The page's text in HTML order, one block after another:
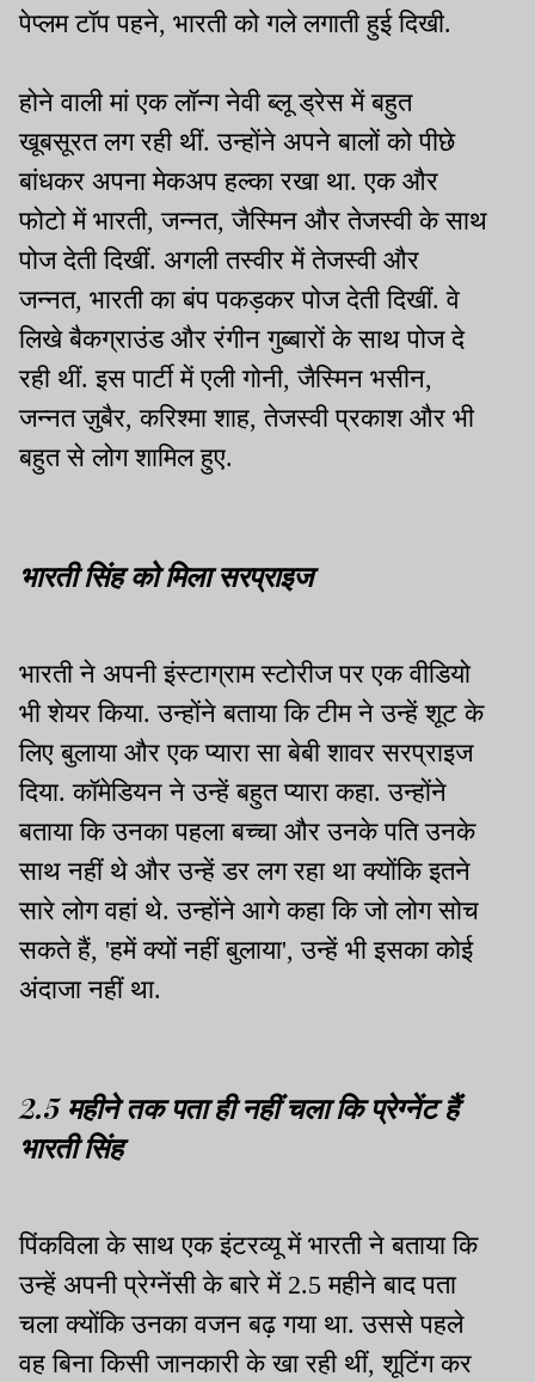
पेप्लम टॉप पहने, भारती को गले लगाती हुई दिखी.
होने वाली मां एक लॉन्ग नेवी ब्लू ड्रेस में बहुत
खूबसूरत लग रही थीं. उन्होंने अपने बालों को पीछे
बांधकर अपना मेकअप हल्का रखा था. एक और
फोटो में भारती, जन्नत, जैस्मिन और तेजस्वी के साथ
पोज देती दिखीं. अगली तस्वीर में तेजस्वी और
जन्नत, भारती का बंप पकड़कर पोज देती दिखीं. वे
लिखे बैकग्राउंड और रंगीन गुब्बारों के साथ पोज दे
रही थीं. इस पार्टी में एली गोनी, जैस्मिन भसीन,
जन्नत ज़ुबैर, करिश्मा शाह, तेजस्वी प्रकाश और भी
बहुत से लोग शामिल हुए.
भारती सिंह को मिला सरप्राइज
भारती ने अपनी इंस्टाग्राम स्टोरीज पर एक वीडियो
भी शेयर किया. उन्होंने बताया कि टीम ने उन्हें शूट के
लिए बुलाया और एक प्यारा सा बेबी शावर सरप्राइज
दिया. कॉमेडियन ने उन्हें बहुत प्यारा कहा. उन्होंने
बताया कि उनका पहला बच्चा और उनके पति उनके
साथ नहीं थे और उन्हें डर लग रहा था क्योंकि इतने
सारे लोग वहां थे. उन्होंने आगे कहा कि जो लोग सोच
सकते हैं, 'हमें क्यों नहीं बुलाया', उन्हें भी इसका कोई
अंदाजा नहीं था.
2.5 महीने तक पता ही नहीं चला कि प्रेग्नेंट हैं
भारती सिंह
पिंकविला के साथ एक इंटरव्यू में भारती ने बताया कि
उन्हें अपनी प्रेग्नेंसी के बारे में 2.5 महीने बाद पता
चला क्योंकि उनका वजन बढ़ गया था. उससे पहले
वह बिना किसी जानकारी के खा रही थीं, शूटिंग कर